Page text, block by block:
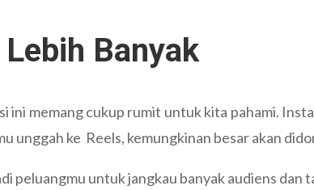
Banyak
ini memang cukup rumit untuk kita pahami.
unggah ke Reels, kemungkinan besar akan
peluangmu untuk jangkau banyak audiens